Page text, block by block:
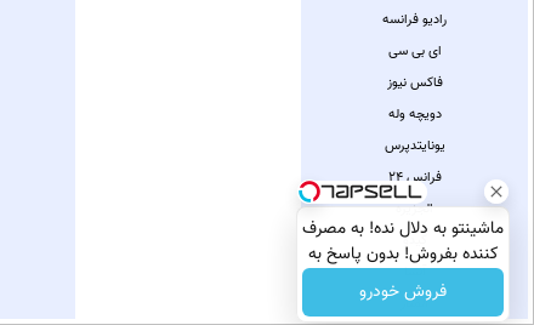
راديو فرانسه
ای بی سی
فاکس نیوز
دویچه وله
یونایتدپرس
فرانس 24
الجزیره
کیدو
آنسا
المنار
ماشینتو به دلال نده! به مصرف
کننده بفروش! بدون پاسخ به
یک تماس
فروش خودرو